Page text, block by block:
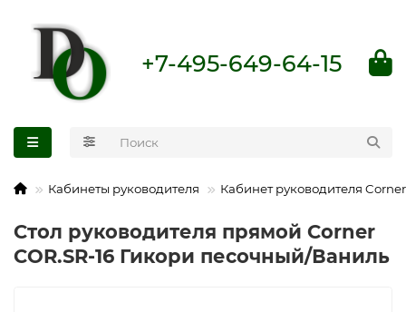
+7-495-649-64-15
Кабинеты руководителя Кабинет руководителя Corner
Стол руководителя прямой Corner
COR.SR-16 Гикори песочный/Ваниль